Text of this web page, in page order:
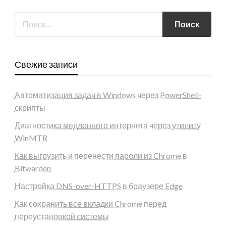
Свежие записи
Автоматизация задач в Windows через PowerShell-
скрипты
Диагностика медленного интернета через утилиту
WinMTR
Как выгрузить и перенести пароли из Chrome в
Bitwarden
Настройка DNS-over-HTTPS в браузере Edge
Как сохранить все вкладки Chrome перед
переустановкой системы